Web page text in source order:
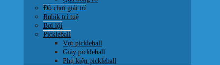
Đồ chơi giải trí
Rubik trí tuệ
Bơi lội
Pickleball
Vợt pickleball
Giày pickleball
Phụ kiện pickleball